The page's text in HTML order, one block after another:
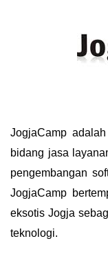
JogjaCamp
bidang jasa
pengembangan
JogjaCamp
eksotis Jogja
teknologi.